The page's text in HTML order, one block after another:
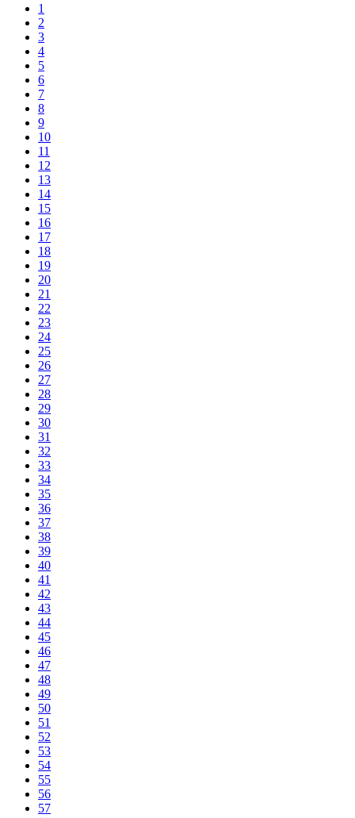
1
2
3
4
5
6
7
8
9
10
11
12
13
14
15
16
17
18
19
20
21
22
23
24
25
26
27
28
29
30
31
32
33
34
35
36
37
38
39
40
41
42
43
44
45
46
47
48
49
50
51
52
53
54
55
56
57